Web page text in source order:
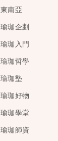
東南亞
瑜珈企劃
瑜珈入門
瑜珈哲學
瑜珈墊
瑜珈好物
瑜珈學堂
瑜珈師資